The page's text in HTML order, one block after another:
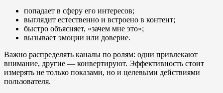
попадает в сферу его интересов;
выглядит естественно и встроено в контент;
быстро объясняет, «зачем мне это»;
вызывает эмоции или доверие.
Важно распределять каналы по ролям: одни привлекают
внимание, другие — конвертируют. Эффективность стоит
измерять не только показами, но и целевыми действиями
пользователя.